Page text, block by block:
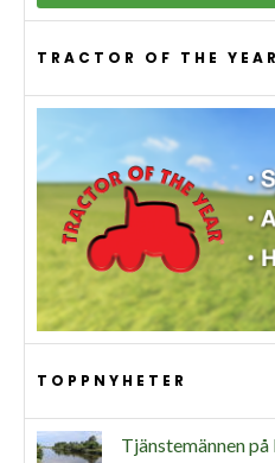
TRACTOR OF THE YEAR
TOPPNYHETER
Tjänstemännen